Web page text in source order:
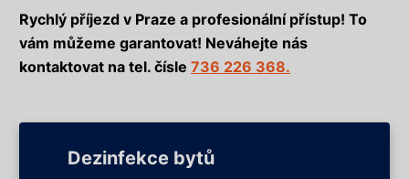
Rychlý příjezd v Praze a profesionální přístup! To
vám můžeme garantovat! Neváhejte nás
kontaktovat na tel. čísle 736 226 368.
Dezinfekce bytů